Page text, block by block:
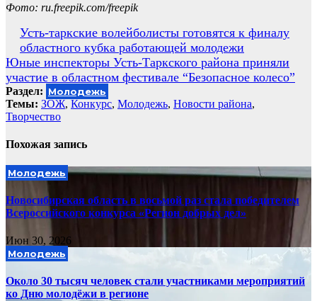
Фото: ru.freepik.com/freepik
Навигация
по
записям
Усть-таркские волейболисты готовятся к финалу
областного кубка работающей молодежи
Юные инспекторы Усть-Таркского района приняли
участие в областном фестивале “Безопасное колесо”
Раздел: Молодежь
Темы: ЗОЖ, Конкурс, Молодежь, Новости района,
Творчество
Похожая запись
Молодежь
Новосибирская область в восьмой раз стала победителем
Всероссийского конкурса «Регион добрых дел»
Июн 30, 2026
Молодежь
Около 30 тысяч человек стали участниками мероприятий
ко Дню молодёжи в регионе